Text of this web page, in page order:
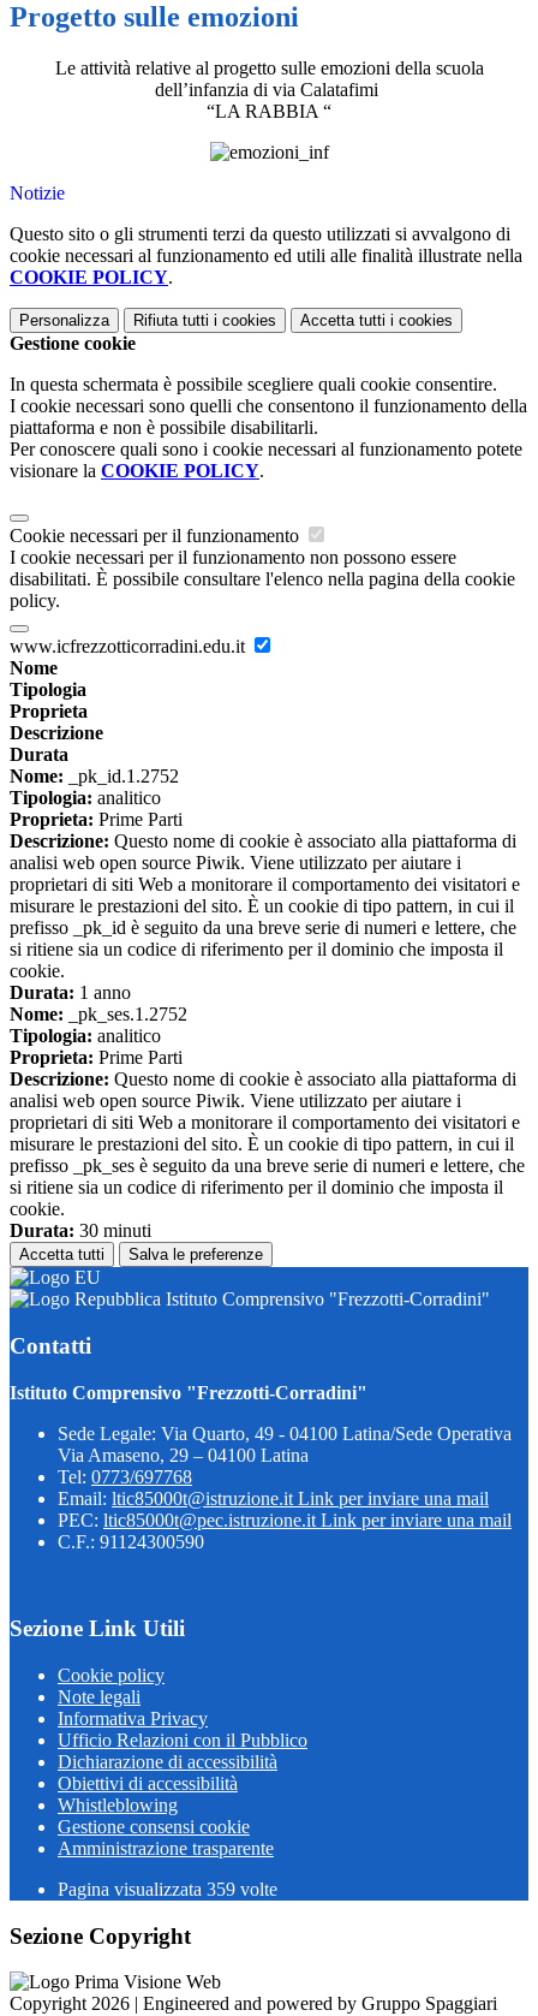
Progetto sulle emozioni
Le attività relative al progetto sulle emozioni della scuola
dell’infanzia di via Calatafimi
“LA RABBIA “
Notizie
Questo sito o gli strumenti terzi da questo utilizzati si avvalgono di
cookie necessari al funzionamento ed utili alle finalità illustrate nella
COOKIE POLICY.
Personalizza Rifiuta tutti i cookies Accetta tutti i cookies
Gestione cookie
In questa schermata è possibile scegliere quali cookie consentire.
I cookie necessari sono quelli che consentono il funzionamento della
piattaforma e non è possibile disabilitarli.
Per conoscere quali sono i cookie necessari al funzionamento potete
visionare la COOKIE POLICY.
Cookie necessari per il funzionamento
I cookie necessari per il funzionamento non possono essere
disabilitati. È possibile consultare l'elenco nella pagina della cookie
policy.
www.icfrezzotticorradini.edu.it
Nome
Tipologia
Proprieta
Descrizione
Durata
Nome: _pk_id.1.2752
Tipologia: analitico
Proprieta: Prime Parti
Descrizione: Questo nome di cookie è associato alla piattaforma di
analisi web open source Piwik. Viene utilizzato per aiutare i
proprietari di siti Web a monitorare il comportamento dei visitatori e
misurare le prestazioni del sito. È un cookie di tipo pattern, in cui il
prefisso _pk_id è seguito da una breve serie di numeri e lettere, che
si ritiene sia un codice di riferimento per il dominio che imposta il
cookie.
Durata: 1 anno
Nome: _pk_ses.1.2752
Tipologia: analitico
Proprieta: Prime Parti
Descrizione: Questo nome di cookie è associato alla piattaforma di
analisi web open source Piwik. Viene utilizzato per aiutare i
proprietari di siti Web a monitorare il comportamento dei visitatori e
misurare le prestazioni del sito. È un cookie di tipo pattern, in cui il
prefisso _pk_ses è seguito da una breve serie di numeri e lettere, che
si ritiene sia un codice di riferimento per il dominio che imposta il
cookie.
Durata: 30 minuti
Accetta tutti Salva le preferenze
Istituto Comprensivo "Frezzotti-Corradini"
Contatti
Istituto Comprensivo "Frezzotti-Corradini"
Sede Legale: Via Quarto, 49 - 04100 Latina/Sede Operativa
Via Amaseno, 29 – 04100 Latina
Tel: 0773/697768
Email: ltic85000t@istruzione.it Link per inviare una mail
PEC: ltic85000t@pec.istruzione.it Link per inviare una mail
C.F.: 91124300590
Sezione Link Utili
Cookie policy
Note legali
Informativa Privacy
Ufficio Relazioni con il Pubblico
Dichiarazione di accessibilità
Obiettivi di accessibilità
Whistleblowing
Gestione consensi cookie
Amministrazione trasparente
Pagina visualizzata 359 volte
Sezione Copyright
Copyright 2026 | Engineered and powered by Gruppo Spaggiari